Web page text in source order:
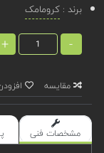
برند :کرومامک
-
+
مقایسه
مشخصات فنی